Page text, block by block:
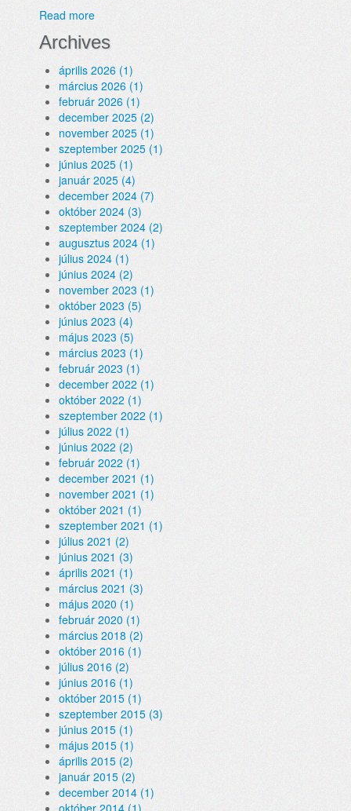
Read more
Archives
április 2026 (1)
március 2026 (1)
február 2026 (1)
december 2025 (2)
november 2025 (1)
szeptember 2025 (1)
június 2025 (1)
január 2025 (4)
december 2024 (7)
október 2024 (3)
szeptember 2024 (2)
augusztus 2024 (1)
július 2024 (1)
június 2024 (2)
november 2023 (1)
október 2023 (5)
június 2023 (4)
május 2023 (5)
március 2023 (1)
február 2023 (1)
december 2022 (1)
október 2022 (1)
szeptember 2022 (1)
július 2022 (1)
június 2022 (2)
február 2022 (1)
december 2021 (1)
november 2021 (1)
október 2021 (1)
szeptember 2021 (1)
július 2021 (2)
június 2021 (3)
április 2021 (1)
március 2021 (3)
május 2020 (1)
február 2020 (1)
március 2018 (2)
október 2016 (1)
július 2016 (2)
június 2016 (1)
október 2015 (1)
szeptember 2015 (3)
június 2015 (1)
május 2015 (1)
április 2015 (2)
január 2015 (2)
december 2014 (1)
október 2014 (1)